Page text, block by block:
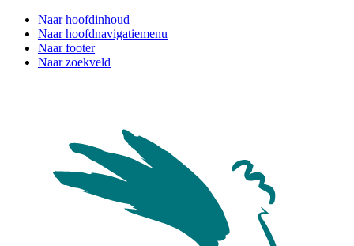
Naar hoofdinhoud
Naar hoofdnavigatiemenu
Naar footer
Naar zoekveld